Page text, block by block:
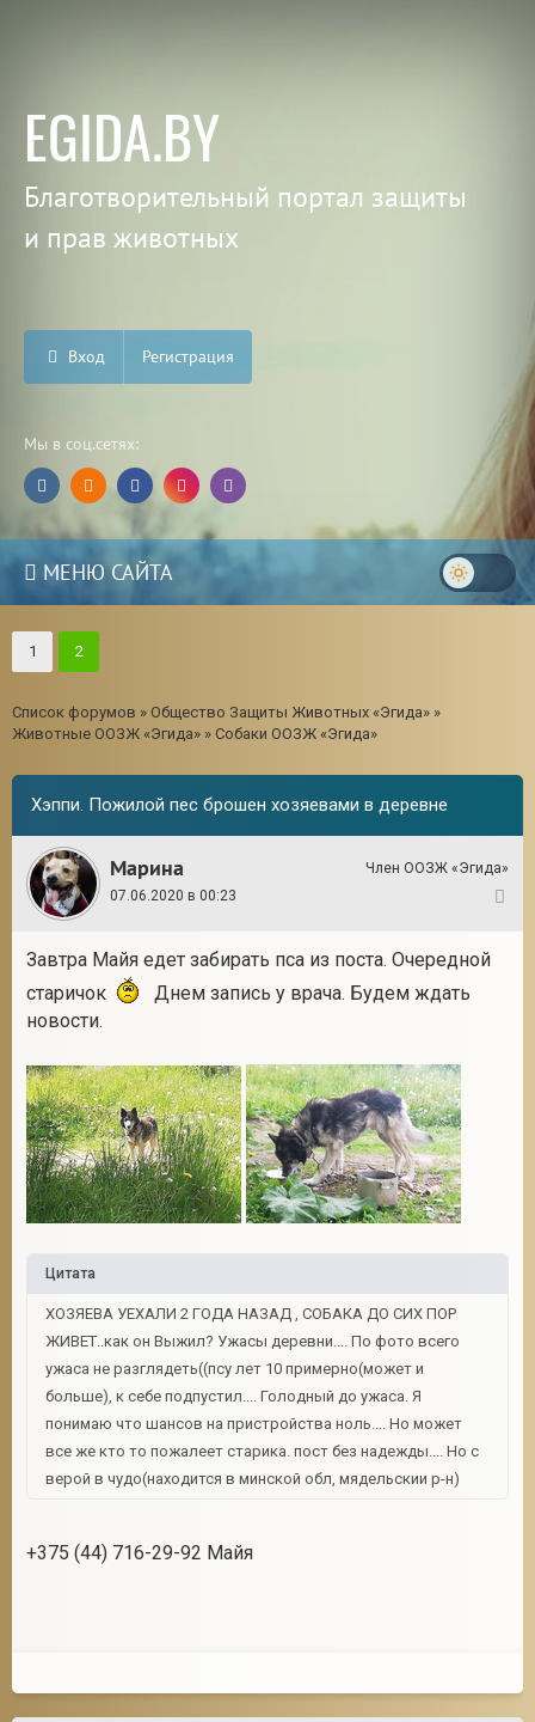
EGIDA.BY
Благотворительный портал защиты
и прав животных
Вход Регистрация
Мы в соц.сетях:
МЕНЮ САЙТА
1 2
Список форумов » Общество Защиты Животных «Эгида» »
Животные ООЗЖ «Эгида» » Собаки ООЗЖ «Эгида»
Хэппи. Пожилой пес брошен хозяевами в деревне
Марина
Член ООЗЖ «Эгида»
07.06.2020 в 00:23
Завтра Майя едет забирать пса из поста. Очередной
старичок
Днем запись у врача. Будем ждать
новости.
Цитата
ХОЗЯЕВА УЕХАЛИ 2 ГОДА НАЗАД , СОБАКА ДО СИХ ПОР
ЖИВЕТ..как он Выжил? Ужасы деревни.... По фото всего
ужаса не разглядеть((псу лет 10 примерно(может и
больше), к себе подпустил.... Голодный до ужаса. Я
понимаю что шансов на пристройства ноль.... Но может
все же кто то пожалеет старика. пост без надежды.... Но с
верой в чудо(находится в минской обл, мядельскии р-н)
+375 (44) 716-29-92 Майя